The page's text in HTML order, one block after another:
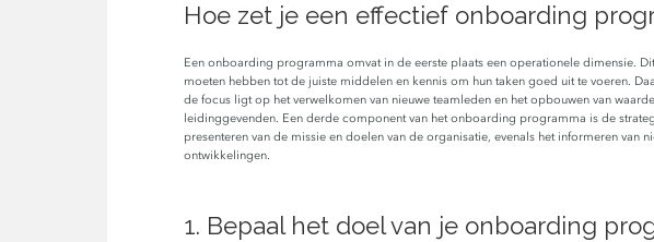
Hoe zet je een effectief onboarding
Een onboarding programma omvat in de eerste plaats een operationele dimensie.
moeten hebben tot de juiste middelen en kennis om hun taken goed uit te voeren.
de focus ligt op het verwelkomen van nieuwe teamleden en het opbouwen van
leidinggevenden. Een derde component van het onboarding programma is de
presenteren van de missie en doelen van de organisatie, evenals het informeren van
ontwikkelingen.
1. Bepaal het doel van je onboarding